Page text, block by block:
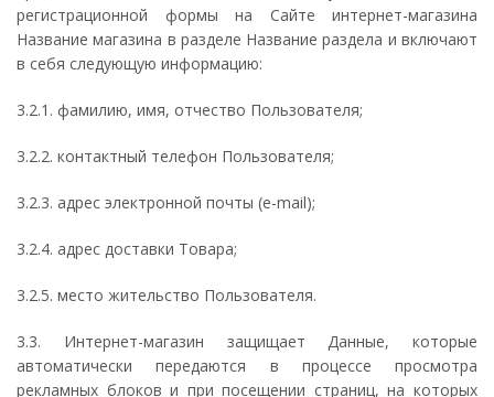
регистрационной формы на Сайте интернет-магазина
Название магазина в разделе Название раздела и включают
в себя следующую информацию:
3.2.1. фамилию, имя, отчество Пользователя;
3.2.2. контактный телефон Пользователя;
3.2.3. адрес электронной почты (e-mail);
3.2.4. адрес доставки Товара;
3.2.5. место жительство Пользователя.
3.3. Интернет-магазин защищает Данные, которые
автоматически передаются в процессе просмотра
рекламных блоков и при посещении страниц, на которых